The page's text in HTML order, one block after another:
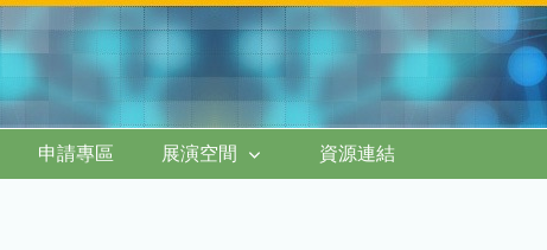
申請專區 展演空間 資源連結